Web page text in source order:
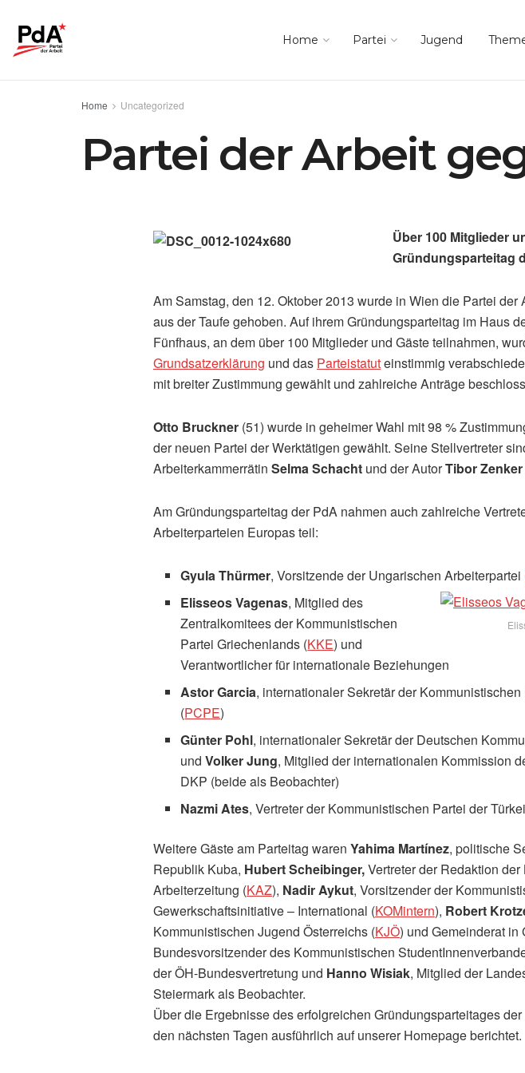
Home Partei Jugend
Home Uncategorized
Partei der Arbeit
Über 100 Mitglieder
Gründungsparteitag
Am Samstag, den 12. Oktober 2013 wurde in Wien die Partei der
aus der Taufe gehoben. Auf ihrem Gründungsparteitag im Haus
Fünfhaus, an dem über 100 Mitglieder und Gäste teilnahmen,
Grundsatzerklärung und das Parteistatuteinstimmig
mit breiter Zustimmung gewählt und zahlreiche Anträge
Otto Bruckner (51) wurde in geheimer Wahl mit 98 %
der neuen Partei der Werktätigen gewählt. Seine Stellvertreter
Arbeiterkammerrätin Selma Schacht und der AutorTibor Zenker
Am Gründungsparteitag der PdA nahmen auch zahlreiche
Arbeiterparteien Europas teil:
Gyula Thürmer, Vorsitzende der Ungarischen Arbeiterpartei
Elisseos Vagenas, Mitglied des
Zentralkomitees der Kommunistischen
Partei Griechenlands (KKE) und
Verantwortlicher für internationale Beziehungen
Astor Garcia, internationaler Sekretär der
(PCPE)
Günter Pohl, internationaler Sekretär der Deutschen
undVolker Jung, Mitglied der internationalen Kommission
DKP (beide als Beobachter)
Nazmi Ates, Vertreter der Kommunistischen Partei der
Weitere Gäste am Parteitag waren Yahima Martínez, politische
Republik Kuba, Hubert Scheibinger,Vertreter der Redaktion
Arbeiterzeitung (KAZ), Nadir Aykut, Vorsitzender der
Gewerkschaftsinitiative – International (KOMintern), Robert
Kommunistischen Jugend Österreichs (KJÖ) und Gemeinderat in
Bundesvorsitzender des Kommunistischen
der ÖH-Bundesvertretung und Hanno Wisiak, Mitglied der
Steiermark als Beobachter.
Über die Ergebnisse des erfolgreichen Gründungsparteitages
den nächsten Tagen ausführlich auf unserer Homepage berichtet.